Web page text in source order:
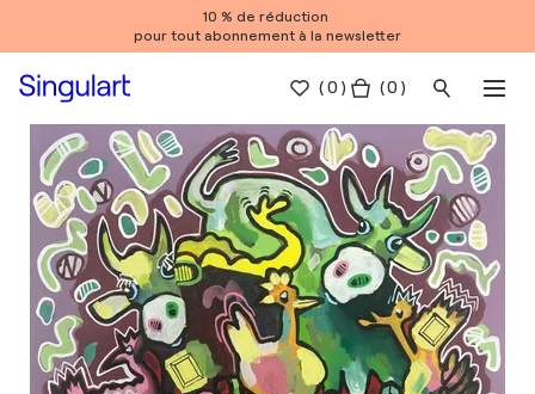
10 % de réduction
pour tout abonnement à la newsletter
(0 ) ( 0 )